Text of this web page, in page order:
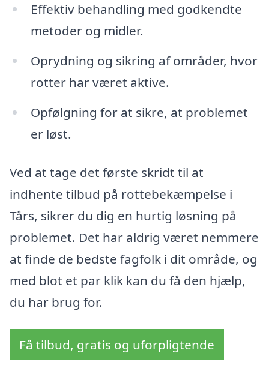
Effektiv behandling med godkendte
metoder og midler.
Oprydning og sikring af områder, hvor
rotter har været aktive.
Opfølgning for at sikre, at problemet
er løst.
Ved at tage det første skridt til at
indhente tilbud på rottebekæmpelse i
Tårs, sikrer du dig en hurtig løsning på
problemet. Det har aldrig været nemmere
at finde de bedste fagfolk i dit område, og
med blot et par klik kan du få den hjælp,
du har brug for.
Få tilbud, gratis og uforpligtende